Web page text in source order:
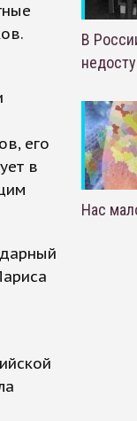
его
в
В
Нас